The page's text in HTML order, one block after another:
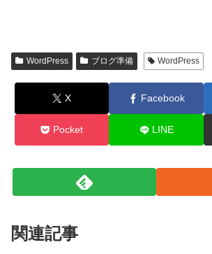
WordPress ブログ準備 WordPress
X Facebook
Pocket LINE
関連記事